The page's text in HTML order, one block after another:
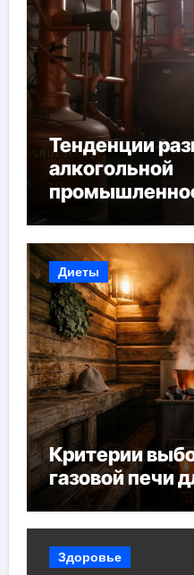
Тенденции
алкогольной
Диеты
Критерии
газовой печи
Здоровье